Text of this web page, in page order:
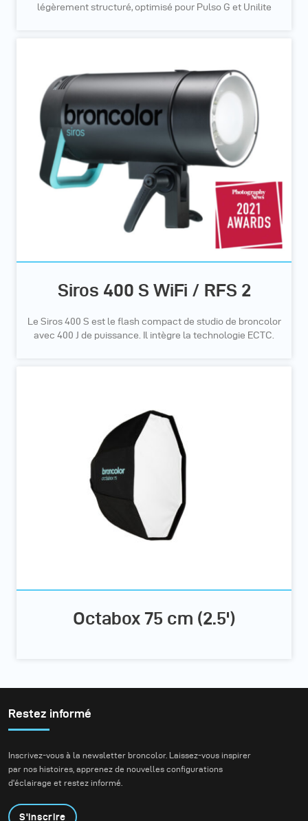
légèrement structuré, optimisé pour Pulso G et Unilite
Siros 400 S WiFi / RFS 2
Le Siros 400 S est le flash compact de studio de broncolor
avec 400 J de puissance. Il intègre la technologie ECTC.
Octabox 75 cm (2.5')
Restez informé
Inscrivez-vous à la newsletter broncolor. Laissez-vous inspirer
par nos histoires, apprenez de nouvelles configurations
d'éclairage et restez informé.
S'inscrire